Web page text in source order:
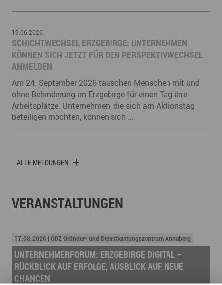
19.06.2026
SCHICHTWECHSEL ERZGEBIRGE: UNTERNEHMEN
KÖNNEN SICH JETZT FÜR DEN PERSPEKTIVWECHSEL
ANMELDEN
Am 24. September 2026 tauschen Menschen mit und
ohne Behinderung im Erzgebirge für einen Tag ihre
Arbeitsplätze. Unternehmen, die sich am Aktionstag
beteiligen möchten, können sich ...
ALLE MELDUNGEN
VERANSTALTUNGEN
17.08.2026 | GDZ Gründer- und Dienstleistungszentrum Annaberg
UNTERNEHMERFORUM: ERZGEBIRGE DIGITAL –
RÜCKBLICK AUF ERFOLGE, AUSBLICK AUF NEUE
CHANCEN